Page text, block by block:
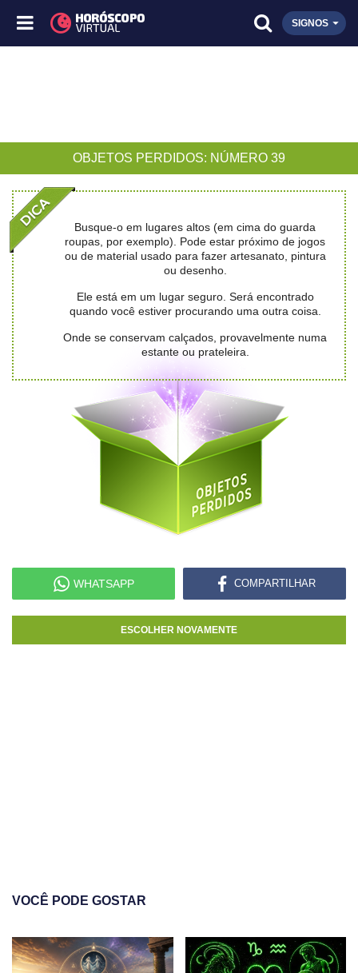
SIGNOS
OBJETOS PERDIDOS: NÚMERO 39
Busque-o em lugares altos (em cima do guarda
roupas, por exemplo). Pode estar próximo de jogos
ou de material usado para fazer artesanato, pintura
ou desenho.
Ele está em um lugar seguro. Será encontrado
quando você estiver procurando uma outra coisa.
Onde se conservam calçados, provavelmente numa
estante ou prateleira.
WHATSAPP COMPARTILHAR
ESCOLHER NOVAMENTE
VOCÊ PODE GOSTAR